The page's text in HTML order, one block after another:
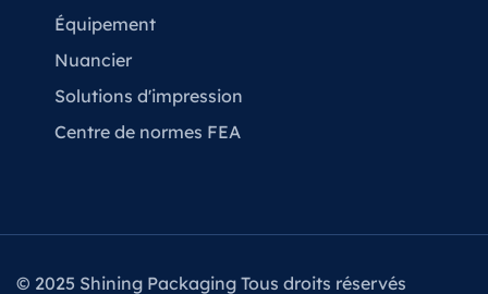
Équipement
Nuancier
Solutions d'impression
Centre de normes FEA
© 2025 Shining Packaging Tous droits réservés